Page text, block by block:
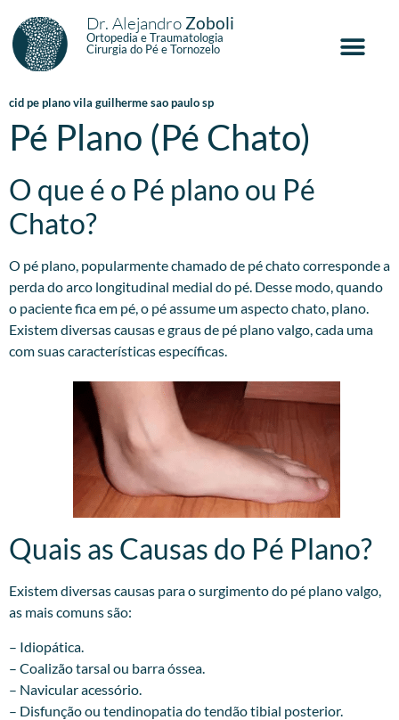
Dr. Alejandro Zoboli
Ortopedia e Traumatologia
Cirurgia do Pé e Tornozelo
cid pe plano vila guilherme sao paulo sp
Pé Plano (Pé Chato)
O que é o Pé plano ou Pé
Chato?
O pé plano, popularmente chamado de pé chato corresponde a
perda do arco longitudinal medial do pé. Desse modo, quando
o paciente fica em pé, o pé assume um aspecto chato, plano.
Existem diversas causas e graus de pé plano valgo, cada uma
com suas características específicas.
Quais as Causas do Pé Plano?​
Existem diversas causas para o surgimento do pé plano valgo,
as mais comuns são:
– Idiopática.
– Coalizão tarsal ou barra óssea.
– Navicular acessório.
– Disfunção ou tendinopatia do tendão tibial posterior.